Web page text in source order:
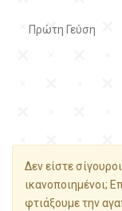
Πρώτη Γεύση
Δεν είστε
ικανοποιημένοι;
φτιάξουμε την